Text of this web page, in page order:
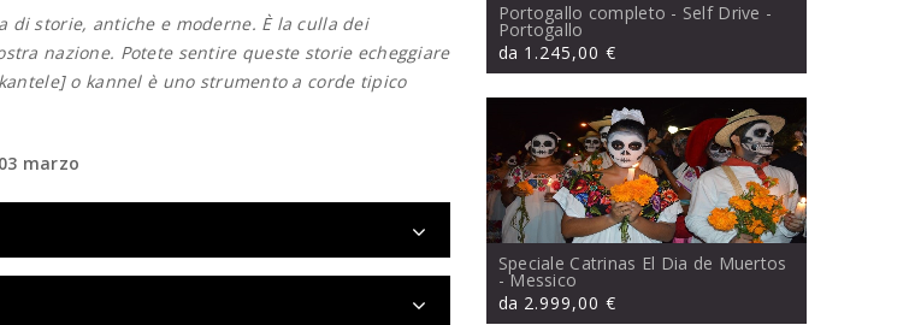
di storie, antiche e moderne. È la culla dei
nazione. Potete sentire queste storie echeggiare
o kannel è uno strumento a corde tipico
marzo
Portogallo completo - Self Drive -
Portogallo
da 1.245,00 €
Speciale Catrinas El Dia de Muertos
- Messico
da 2.999,00 €